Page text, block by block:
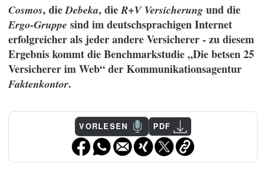
Cosmos, dieDebeka, dieR+V Versicherung und die
Ergo-Gruppe sind im deutschsprachigen Internet
erfolgreicher als jeder andere Versicherer - zu diesem
Ergebnis kommt die Benchmarkstudie „Die betsen 25
Versicherer im Web“ der Kommunikationsagentur
Faktenkontor.
VORLESEN PDF